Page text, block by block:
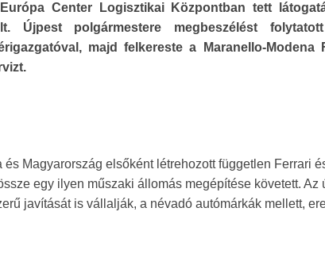
Center Logisztikai Központban tett
Újpest polgármestere megbeszélést
majd felkereste a Maranello-Modena
Magyarország elsőként létrehozott független Ferrari
egy ilyen műszaki állomás megépítése követett. Az
javítását is vállalják, a névadó autómárkák mellett,